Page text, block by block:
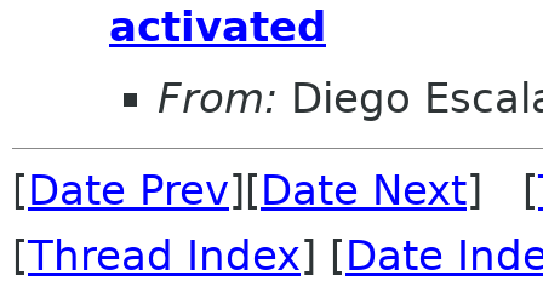
activated
From: Diego
[Date Prev][Date Next] [
[Thread Index] [Date